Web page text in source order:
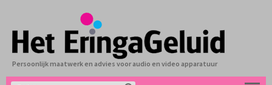
Persoonlijk maatwerk en advies voor audio en video apparatuur